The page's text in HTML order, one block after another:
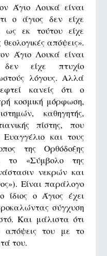
Άγιο Λουκά είναι
ο άγιος δεν είχε
ως εκ τούτου είχε
απόψεις».
Άγιο Λουκά είναι
είχε πτυχίο
λόγους. Αλλά
κανείς ότι ο
κοσμική μόρφωση,
καθηγητής,
πίστης, που
και τους
της Ορθόδοξης
το «Σύμβολο της
νεκρών και
Είναι παράλογο
ίδιος ο Άγιος έχει
σύγχυση
Και μάλιστα ότι
απόψεις του με το
του.